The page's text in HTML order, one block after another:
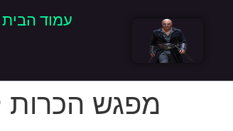
עמוד הבית
מפגש הכרות